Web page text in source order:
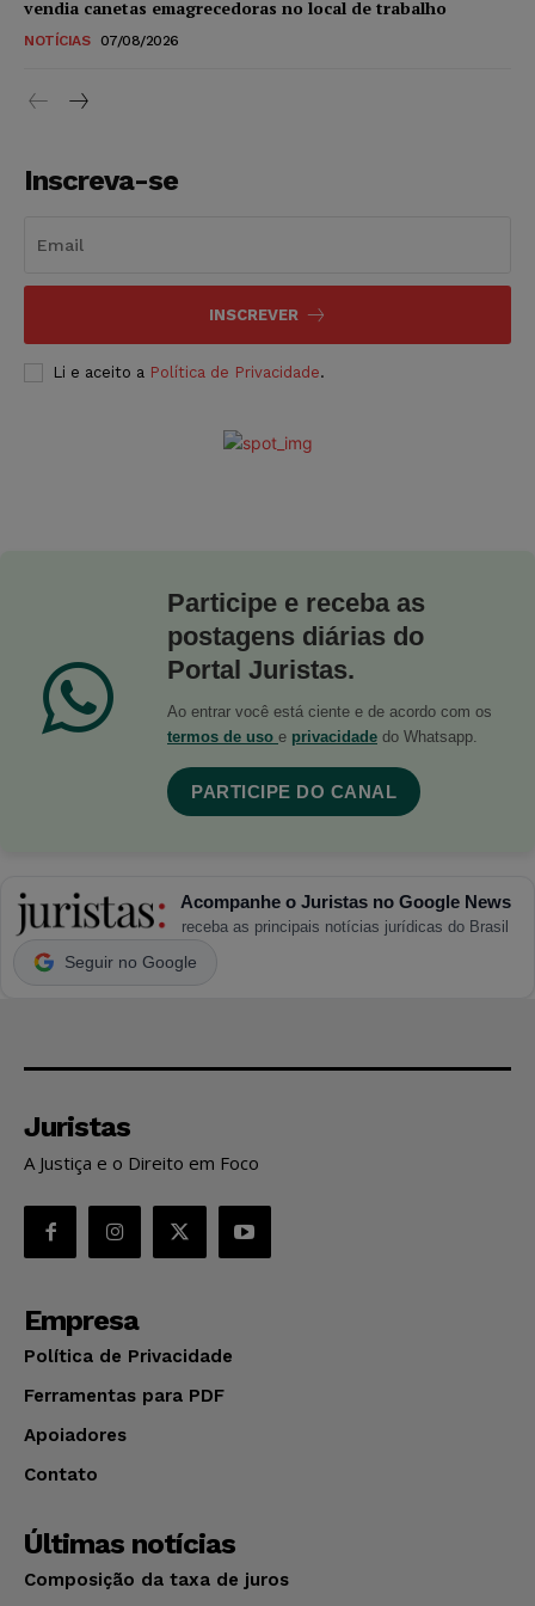
vendia canetas emagrecedoras no local de trabalho
NOTÍCIAS 07/08/2026
Inscreva-se
INSCREVER
Li e aceito a Política de Privacidade.
Participe e receba as
postagens diárias do
Portal Juristas.
Ao entrar você está ciente e de acordo com os
termos de uso e privacidade do Whatsapp.
PARTICIPE DO CANAL
Acompanhe o Juristas no Google News
receba as principais notícias jurídicas do Brasil
Seguir no Google
Juristas
A Justiça e o Direito em Foco
Empresa
Política de Privacidade
Ferramentas para PDF
Apoiadores
Contato
Últimas notícias
Composição da taxa de juros